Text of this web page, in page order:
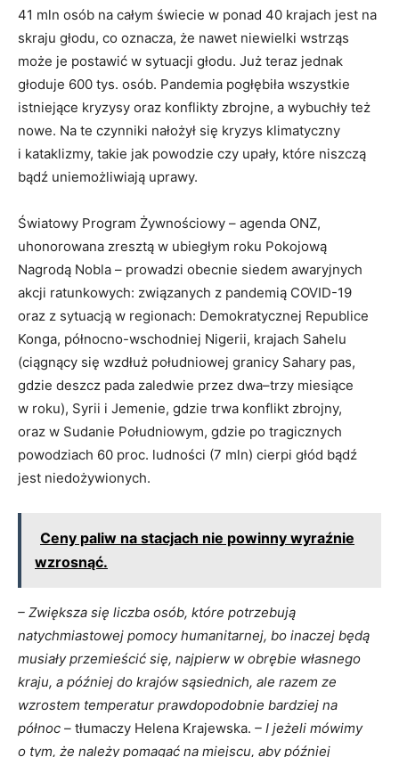
41 mln osób na całym świecie w ponad 40 krajach jest na
skraju głodu, co oznacza, że nawet niewielki wstrząs
może je postawić w sytuacji głodu. Już teraz jednak
głoduje 600 tys. osób. Pandemia pogłębiła wszystkie
istniejące kryzysy oraz konflikty zbrojne, a wybuchły też
nowe. Na te czynniki nałożył się kryzys klimatyczny
i kataklizmy, takie jak powodzie czy upały, które niszczą
bądź uniemożliwiają uprawy.
Światowy Program Żywnościowy – agenda ONZ,
uhonorowana zresztą w ubiegłym roku Pokojową
Nagrodą Nobla – prowadzi obecnie siedem awaryjnych
akcji ratunkowych: związanych z pandemią COVID-19
oraz z sytuacją w regionach: Demokratycznej Republice
Konga, północno-wschodniej Nigerii, krajach Sahelu
(ciągnący się wzdłuż południowej granicy Sahary pas,
gdzie deszcz pada zaledwie przez dwa–trzy miesiące
w roku), Syrii i Jemenie, gdzie trwa konflikt zbrojny,
oraz w Sudanie Południowym, gdzie po tragicznych
powodziach 60 proc. ludności (7 mln) cierpi głód bądź
jest niedożywionych.
Ceny paliw na stacjach nie powinny wyraźnie
wzrosnąć.
– Zwiększa się liczba osób, które potrzebują
natychmiastowej pomocy humanitarnej, bo inaczej będą
musiały przemieścić się, najpierw w obrębie własnego
kraju, a później do krajów sąsiednich, ale razem ze
wzrostem temperatur prawdopodobnie bardziej na
północ – tłumaczy Helena Krajewska. – I jeżeli mówimy
o tym, że należy pomagać na miejscu, aby później